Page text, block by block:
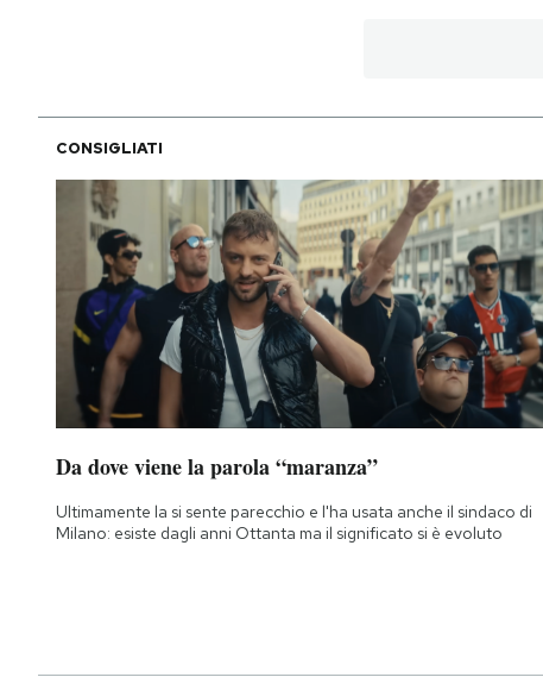
CONSIGLIATI
Da dove viene la parola “maranza”
Ultimamente la si sente parecchio e l'ha usata anche il sindaco di
Milano: esiste dagli anni Ottanta ma il significato si è evoluto